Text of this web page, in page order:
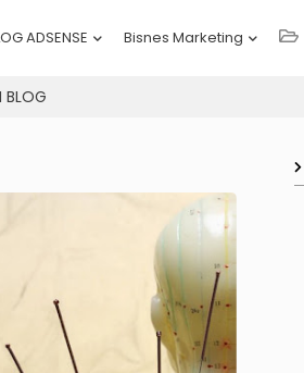
ADSENSE Bisnes Marketing
BLOG